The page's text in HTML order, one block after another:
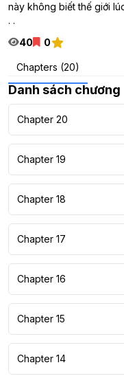
này không biết thế giới
. .
40
0
Chapters (20)
Danh sách chương
Chapter 20
Chapter 19
Chapter 18
Chapter 17
Chapter 16
Chapter 15
Chapter 14